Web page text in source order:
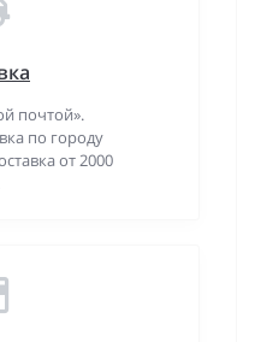
почтой».
по городу
от 2000